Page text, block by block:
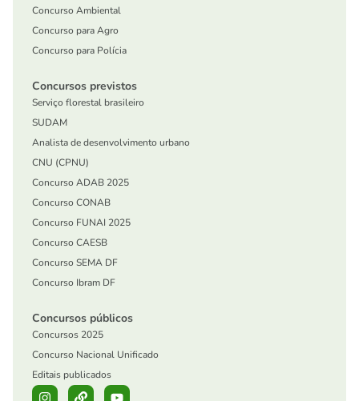
Concurso Ambiental
Concurso para Agro
Concurso para Polícia
Concursos previstos
Serviço florestal brasileiro
SUDAM
Analista de desenvolvimento urbano
CNU (CPNU)
Concurso ADAB 2025
Concurso CONAB
Concurso FUNAI 2025
Concurso CAESB
Concurso SEMA DF
Concurso Ibram DF
Concursos públicos
Concursos 2025
Concurso Nacional Unificado
Editais publicados